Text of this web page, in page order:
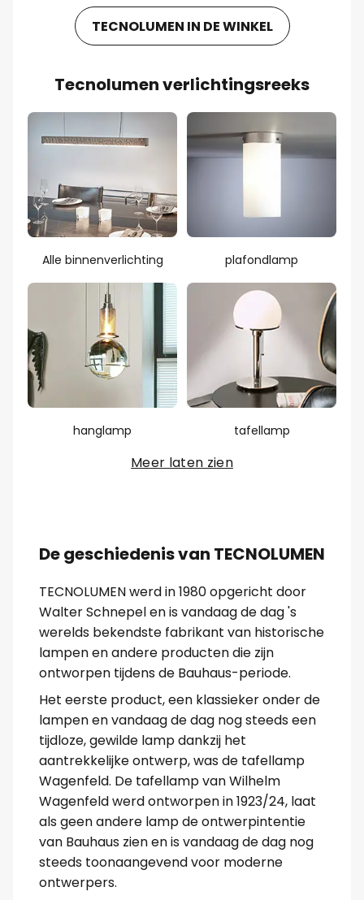
TECNOLUMEN IN DE WINKEL
Tecnolumen verlichtingsreeks
Alle binnenverlichting plafondlamp
hanglamp tafellamp
Meer laten zien
De geschiedenis van TECNOLUMEN
TECNOLUMEN werd in 1980 opgericht door
Walter Schnepel en is vandaag de dag 's
werelds bekendste fabrikant van historische
lampen en andere producten die zijn
ontworpen tijdens de Bauhaus-periode.
Het eerste product, een klassieker onder de
lampen en vandaag de dag nog steeds een
tijdloze, gewilde lamp dankzij het
aantrekkelijke ontwerp, was de tafellamp
Wagenfeld. De tafellamp van Wilhelm
Wagenfeld werd ontworpen in 1923/24, laat
als geen andere lamp de ontwerpintentie
van Bauhaus zien en is vandaag de dag nog
steeds toonaangevend voor moderne
ontwerpers.